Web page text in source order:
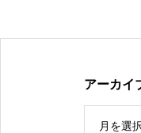
アーカイ
月を選